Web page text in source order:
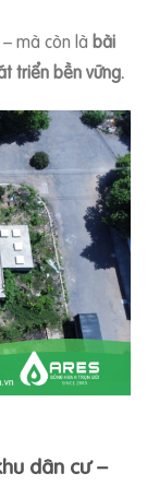
mà còn là bài
triển bền vững.
dân cư –